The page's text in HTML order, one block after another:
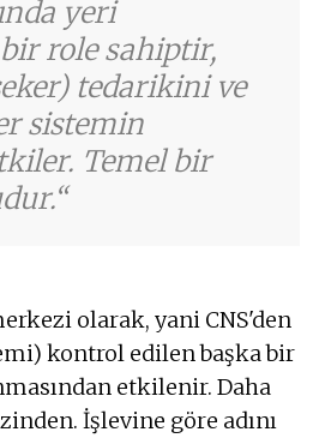
yeri
role sahiptir,
tedarikini ve
sistemin
Temel bir
olarak, yani CNS'den
kontrol edilen başka bir
etkilenir. Daha
İşlevine göre adını